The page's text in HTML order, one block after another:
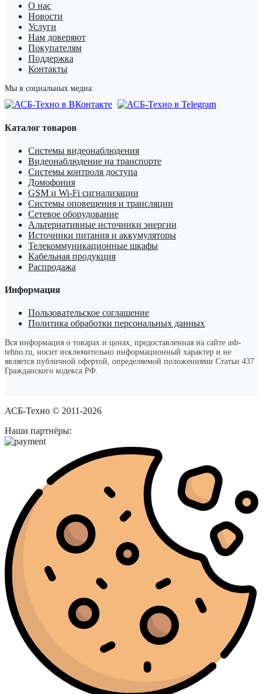
О нас
Новости
Услуги
Нам доверяют
Покупателям
Поддержка
Контакты
Мы в социальных медиа:
Каталог товаров
Системы видеонаблюдения
Видеонаблюдение на транспорте
Системы контроля доступа
Домофония
GSM и Wi-Fi сигнализации
Системы оповещения и трансляции
Сетевое оборудование
Альтернативные источники энергии
Источники питания и аккумуляторы
Телекоммуникационные шкафы
Кабельная продукция
Распродажа
Информация
Пользовательское соглашение
Политика обработки персональных данных
Вся информация о товарах и ценах, предоставленная на сайте asb-
tehno.ru, носит исключительно информационный характер и не
является публичной офертой, определяемой положениями Статьи 437
Гражданского кодекса РФ.
АСБ-Техно © 2011-2026
Наши партнёры: